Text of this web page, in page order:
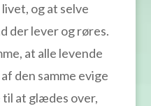
og at selve
der lever og røres.
at alle levende
den samme evige
til at glædes over,